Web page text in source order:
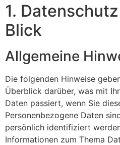
1.
Blick
Allgemeine
Die folgenden Hinweise
Überblick darüber, was mit
Daten passiert, wenn Sie
Personenbezogene Daten
persönlich identifiziert
Informationen zum Thema